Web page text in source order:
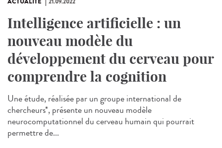
Intelligence artificielle : un
nouveau modèle du
développement du cerveau pour
comprendre la cognition
Une étude, réalisée par un groupe international de
chercheurs*, présente un nouveau modèle
neurocomputationnel du cerveau humain qui pourrait
permettre de...